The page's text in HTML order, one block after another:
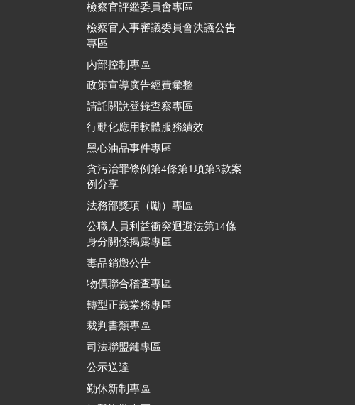
檢察官評鑑委員會專區
檢察官人事審議委員會決議公告
專區
內部控制專區
政策宣導廣告經費彙整
請託關說登錄查察專區
行動化應用軟體服務績效
黑心油品事件專區
貪污治罪條例第4條第1項第3款案
例分享
法務部獎項（勵）專區
公職人員利益衝突迴避法第14條
身分關係揭露專區
毒品銷燬公告
物價聯合稽查專區
轉型正義業務專區
裁判書類專區
司法聯盟鏈專區
公示送達
勤休新制專區